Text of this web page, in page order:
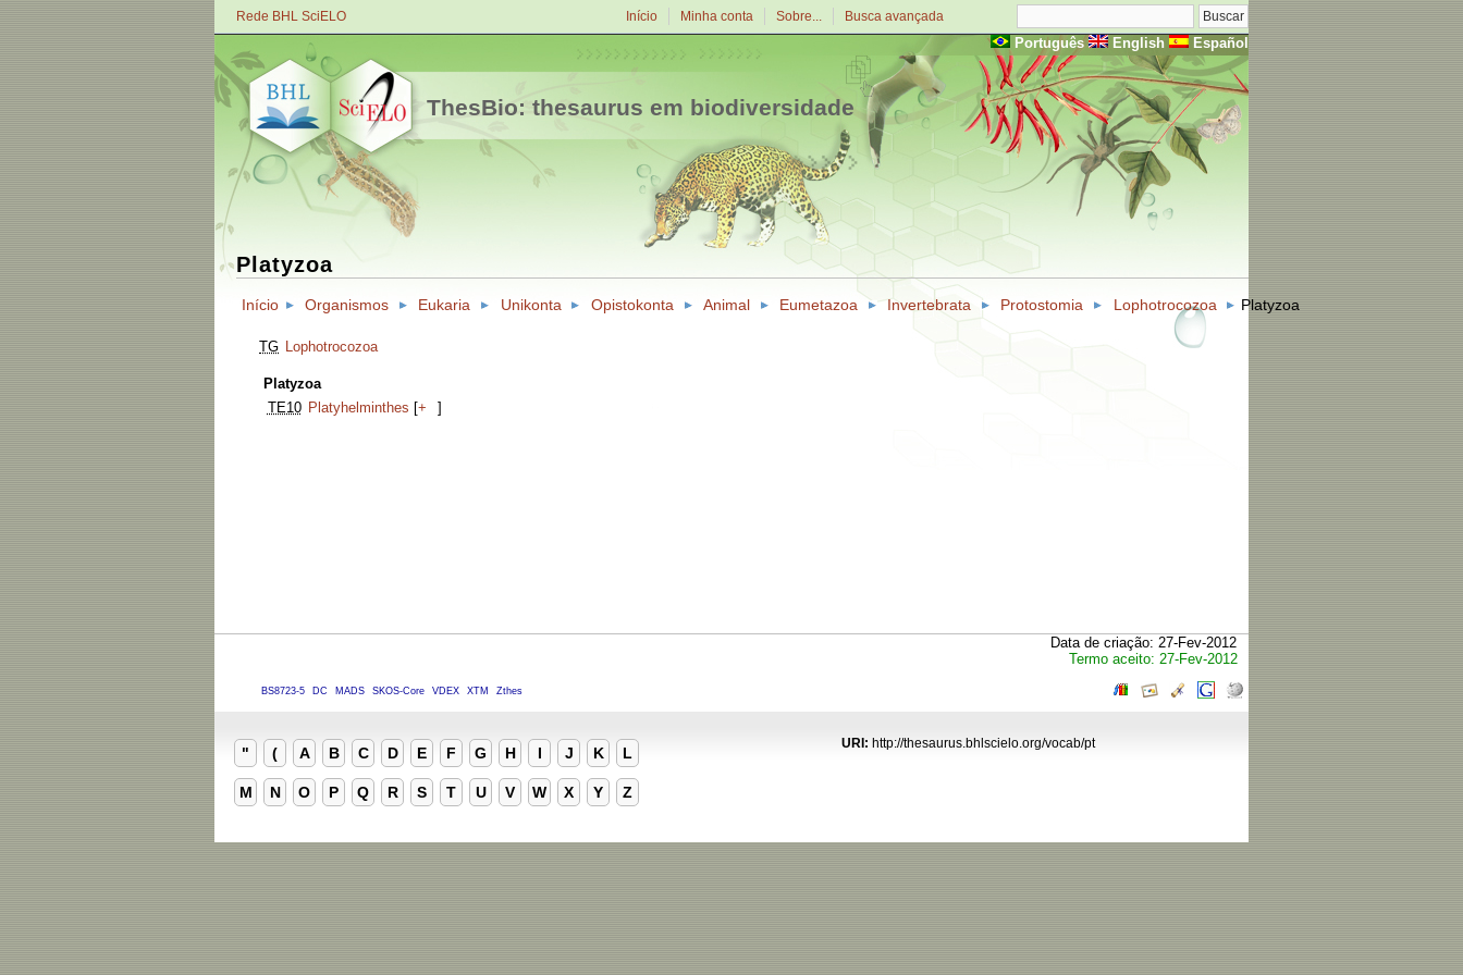
Rede BHL SciELO Início Minha conta Sobre... Busca avançada
Português English Español
ThesBio: thesaurus em biodiversidade
Platyzoa
Início Organismos Eukaria Unikonta Opistokonta Animal Eumetazoa Invertebrata Protostomia Lophotrocozoa Platyzoa
TG Lophotrocozoa
Platyzoa
TE10 Platyhelminthes [+ ]
Data de criação: 27-Fev-2012
Termo aceito: 27-Fev-2012
BS8723-5 DC MADS SKOS-Core VDEX XTM Zthes
" ( A B C D E F G H I J K L
M N O P Q R S T U V W X Y Z
URI: http://thesaurus.bhlscielo.org/vocab/pt